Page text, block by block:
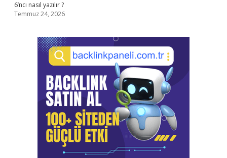
6’ncı nasıl yazılır ?
Temmuz 24, 2026